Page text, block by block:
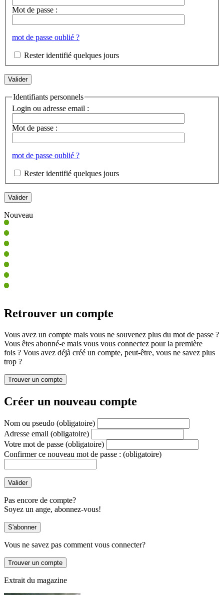
Mot de passe :
mot de passe oublié ?
Rester identifié quelques jours
Identifiants personnels
Login ou adresse email :
Mot de passe :
mot de passe oublié ?
Rester identifié quelques jours
Nouveau
Retrouver un compte
Vous avez un compte mais vous ne souvenez plus du mot de passe ?
Vous êtes abonné-e mais vous vous connectez pour la première
fois ? Vous avez déjà créé un compte, peut-être, vous ne savez plus
trop ?
Créer un nouveau compte
Nom ou pseudo (obligatoire)
Adresse email (obligatoire)
Votre mot de passe (obligatoire)
Confirmer ce nouveau mot de passe : (obligatoire)
Pas encore de compte?
Soyez un ange, abonnez-vous!
Vous ne savez pas comment vous connecter?
Extrait du magazine